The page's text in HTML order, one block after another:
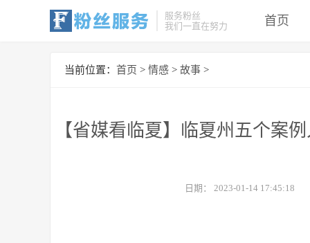
服务粉丝
我们一直在努力
首页
当前位置： 首页 > 情感 > 故事 >
【省媒看临夏】临夏州五个案
日期： 2023-01-14 17:45:18